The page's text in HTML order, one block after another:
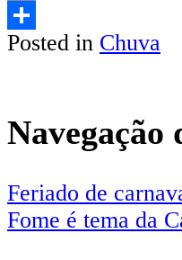
Email
Share
Posted in Chuva
Navegação
Feriado de
Fome é tema da